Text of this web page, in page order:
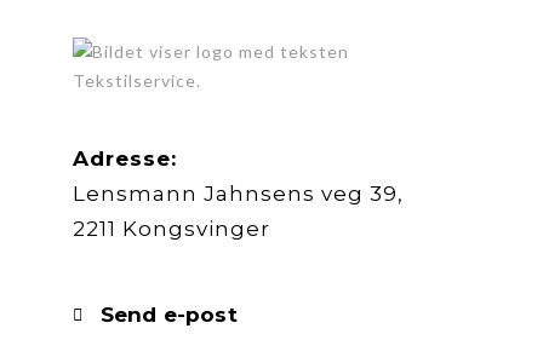
Adresse:
Lensmann Jahnsens veg 39,
2211 Kongsvinger
Send e-post